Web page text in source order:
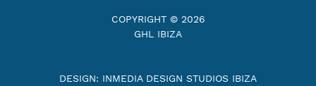
COPYRIGHT © 2026
GHL IBIZA
DESIGN: INMEDIA DESIGN STUDIOS IBIZA